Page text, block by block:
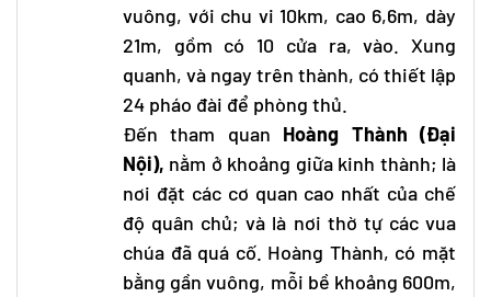
vuông, với chu vi 10km, cao 6,6m, dày
21m, gồm có 10 cửa ra, vào. Xung
quanh, và ngay trên thành, có thiết lập
24 pháo đài để phòng thủ.
Đến tham quan Hoàng Thành (Ðại
Nội), nằm ở khoảng giữa kinh thành; là
nơi đặt các cơ quan cao nhất của chế
độ quân chủ; và là nơi thờ tự các vua
chúa đã quá cố. Hoàng Thành, có mặt
bằng gần vuông, mỗi bề khoảng 600m,